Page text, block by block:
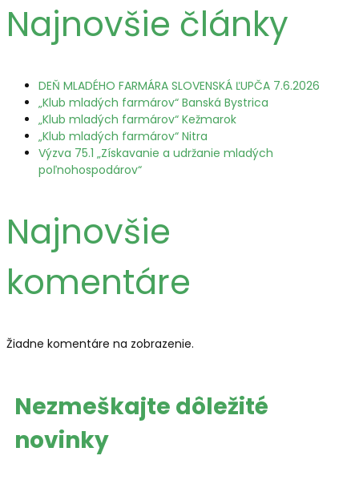
Najnovšie články
DEŇ MLADÉHO FARMÁRA SLOVENSKÁ ĽUPČA 7.6.2026
„Klub mladých farmárov“ Banská Bystrica
„Klub mladých farmárov“ Kežmarok
„Klub mladých farmárov“ Nitra
Výzva 75.1 „Získavanie a udržanie mladých
poľnohospodárov“
Najnovšie
komentáre
Žiadne komentáre na zobrazenie.
Nezmeškajte dôležité
novinky